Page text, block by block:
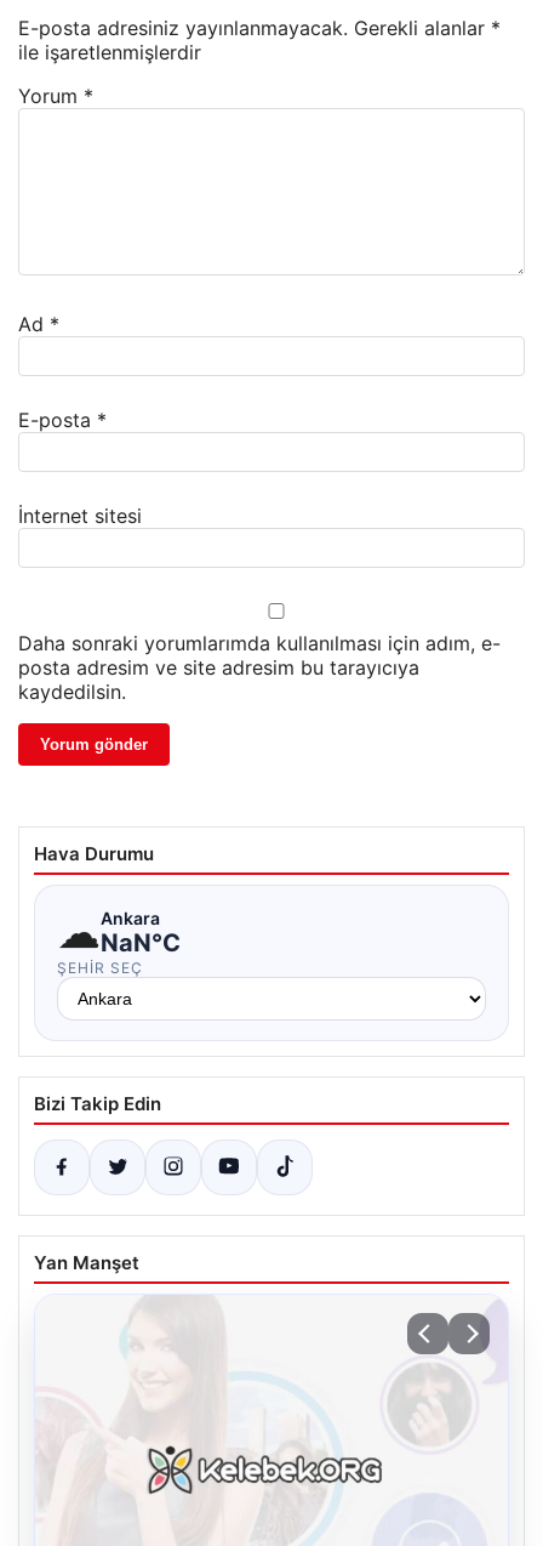
E-posta adresiniz yayınlanmayacak. Gerekli alanlar *
ile işaretlenmişlerdir
Yorum *
Ad *
E-posta *
İnternet sitesi
Daha sonraki yorumlarımda kullanılması için adım, e-
posta adresim ve site adresim bu tarayıcıya
kaydedilsin.
Hava Durumu
☁Ankara
NaN°C
ŞEHIR SEÇ
Bizi Takip Edin
Yan Manşet